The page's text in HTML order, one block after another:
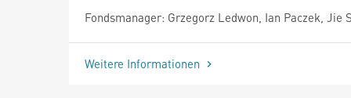
Fondsmanager: Grzegorz Ledwon, Ian Paczek, Jie
Weitere Informationen